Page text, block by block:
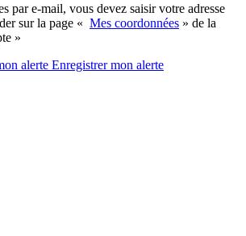
par e-mail, vous devez saisir votre adresse
sur la page « Mes coordonnées » de la
»
alerte Enregistrermon alerte